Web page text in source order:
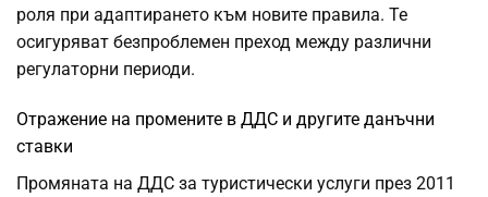
роля при адаптирането към новите правила. Те
осигуряват безпроблемен преход между различни
регулаторни периоди.
Отражение на промените в ДДС и другите данъчни
ставки
Промяната на ДДС за туристически услуги през 2011